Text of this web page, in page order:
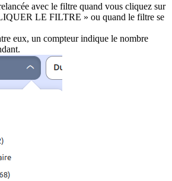
avec le filtre quand vous cliquez sur
LE FILTRE » ou quand le filtre se
eux, un compteur indique le nombre